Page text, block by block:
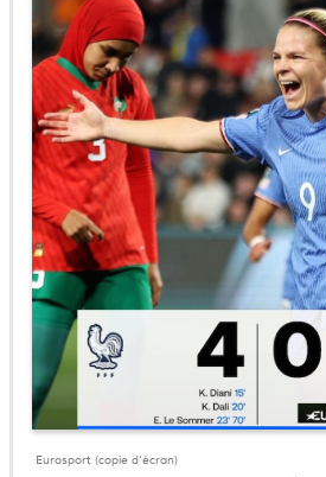
Eurosport (copie d'écran)